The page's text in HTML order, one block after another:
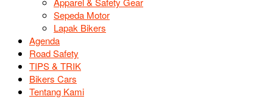
Sepeda Motor
Lapak Bikers
Agenda
Road Safety
TIPS & TRIK
Bikers Cars
Tentang Kami